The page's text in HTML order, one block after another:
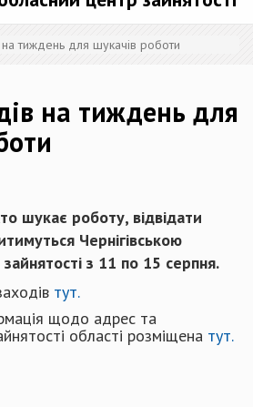
тиждень для шукачів роботи
на тиждень для
шукає роботу, відвідати
Чернігівською
з 11 по 15 серпня.
тут.
щодо адрес та
області розміщена тут.